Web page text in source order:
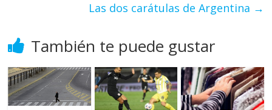
Las dos carátulas de Argentina →
También te puede gustar